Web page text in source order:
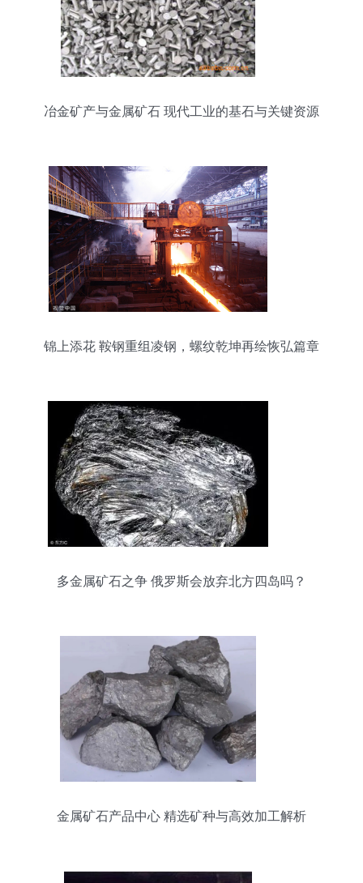
冶金矿产与金属矿石 现代工业的基石与关键资源
锦上添花 鞍钢重组凌钢，螺纹乾坤再绘恢弘篇章
多金属矿石之争 俄罗斯会放弃北方四岛吗？
金属矿石产品中心 精选矿种与高效加工解析